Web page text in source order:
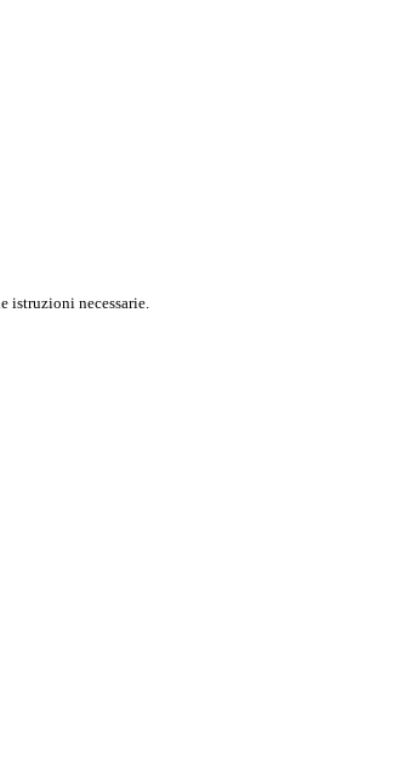
istruzioni necessarie.